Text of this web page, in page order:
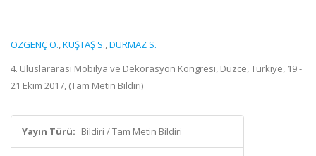
ÖZGENÇ Ö.,KUŞTAŞ S.,DURMAZ S.
4. Uluslararası Mobilya ve Dekorasyon Kongresi, Düzce, Türkiye, 19 -
21 Ekim 2017, (Tam Metin Bildiri)
Yayın Türü: Bildiri / Tam Metin Bildiri